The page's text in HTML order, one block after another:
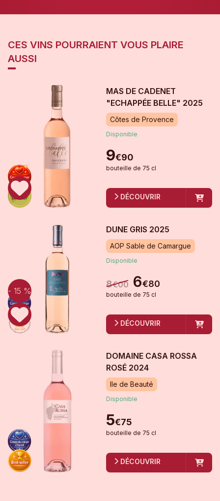
CES VINS POURRAIENT VOUS PLAIRE
AUSSI
MAS DE CADENET
"ECHAPPÉE BELLE" 2025
Côtes de Provence
Disponible
9€90
bouteille de 75 cl
DÉCOUVRIR
- 15 %
DUNE GRIS 2025
AOP Sable de Camargue
Disponible
8€00 6€80
bouteille de 75 cl
DÉCOUVRIR
DOMAINE CASA ROSSA
ROSÉ 2024
Ile de Beauté
Disponible
5€75
bouteille de 75 cl
DÉCOUVRIR